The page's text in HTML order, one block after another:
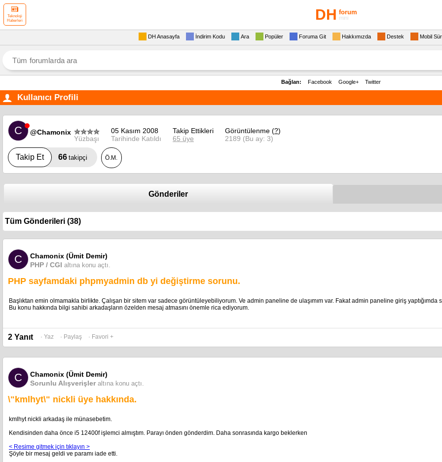
Teknoloji
Haberleri
DH forum
mini
DH Anasayfa İndirim Kodu Ara Popüler Foruma Git Hakkımızda Destek Mobil
Bağlan: Facebook Google+ Twitter
Kullanıcı Profili
C @Chamonix
Yüzbaşı
05 Kasım 2008
Tarihinde Katıldı
Takip Ettikleri
65 üye
Görüntülenme (?)
2189 (Bu ay: 3)
Takip Et 66 takipçi Ö.M.
Gönderiler
C
Chamonix (Ümit Demir)
PHP / CGI altına konu açtı.
PHP sayfamdaki phpmyadmin db yi değiştirme sorunu.
Başlıktan emin olmamakla birlikte. Çalışan bir sitem var sadece görüntüleyebiliyorum. Ve admin paneline de ulaşımım var. Fakat admin paneline giriş
Bu konu hakkında bilgi sahibi arkadaşların özelden mesaj atmasını önemle rica ediyorum.
2 Yanıt · Yaz · Paylaş · Favori +
C
Chamonix (Ümit Demir)
Sorunlu Alışverişler altına konu açtı.
\"kmlhyt\" nickli üye hakkında.
kmlhyt nickli arkadaş ile münasebetim.
Kendisinden daha önce i5 12400f işlemci almıştım. Parayı önden gönderdim. Daha sonrasında kargo beklerken
< Resime gitmek için tıklayın >
Şöyle bir mesaj geldi ve paramı iade etti.